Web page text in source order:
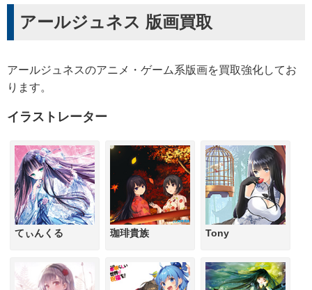
アールジュネス 版画買取
アールジュネスのアニメ・ゲーム系版画を買取強化してお
ります。
イラストレーター
てぃんくる 珈琲貴族 Tony